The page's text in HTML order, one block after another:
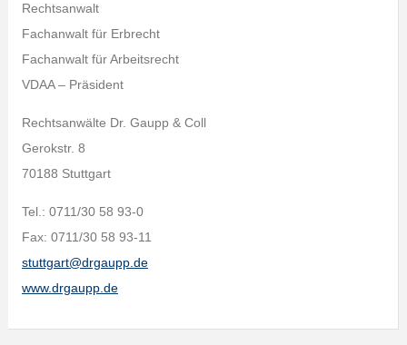
Rechtsanwalt
Fachanwalt für Erbrecht
Fachanwalt für Arbeitsrecht
VDAA – Präsident
Rechtsanwälte Dr. Gaupp & Coll
Gerokstr. 8
70188 Stuttgart
Tel.: 0711/30 58 93-0
Fax: 0711/30 58 93-11
stuttgart@drgaupp.de
www.drgaupp.de